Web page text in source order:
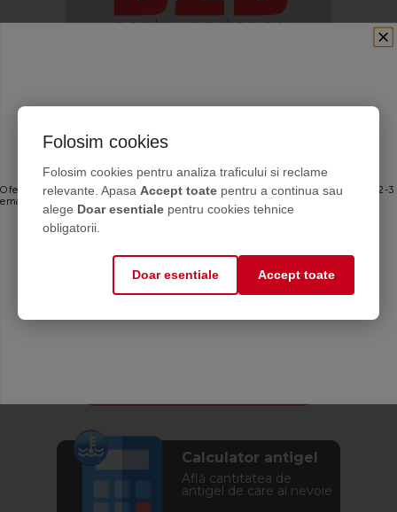
Calculator antigel
Află cantitatea de
antigel de care ai nevoie
Folosim cookies
Folosim cookies pentru analiza traficului si reclame
relevante. Apasa Accept toate pentru a continua sau
alege Doar esentiale pentru cookies tehnice
obligatorii.
Doar esentiale Accept toate
Ofertele bune, direct în inbox
Oferte personalizate și sfaturi de întreținere direct de la producător. Maximum 2-3
emailuri pe lună — fără spam.
Mă abonez